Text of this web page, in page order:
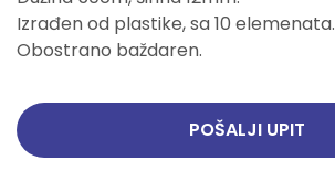
Izrađen od plastike, sa 10 elemenata.
Obostrano baždaren.
POŠALJI UPIT